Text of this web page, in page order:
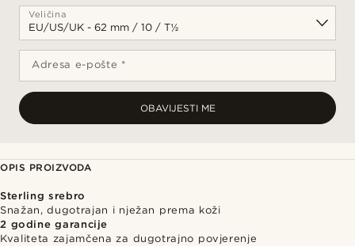
Veličina
Adresa e-pošte *
OBAVIJESTI ME
OPIS PROIZVODA
Sterling srebro
Snažan, dugotrajan i nježan prema koži
2 godine garancije
Kvaliteta zajamčena za dugotrajno povjerenje